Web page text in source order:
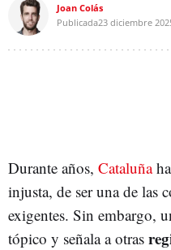
Joan Colás
Publicada23 diciembre
Durante años, Cataluña
injusta, de ser una de las
exigentes. Sin embargo,
tópico y señala a otras